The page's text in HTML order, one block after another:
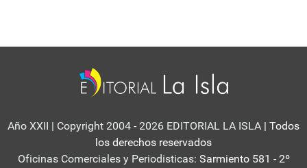
Año XXII | Copyright 2004 - 2026 EDITORIAL LA ISLA | Todos
los derechos reservados
Oficinas Comerciales y Periodisticas: Sarmiento 581 - 2º